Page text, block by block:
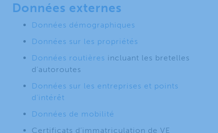
Données externes
Données démographiques
Données sur les propriétés
Données routières incluant les bretelles
d’autoroutes
Données sur les entreprises et points
d’intérêt
Données de mobilité
Certificats d’immatriculation de VE